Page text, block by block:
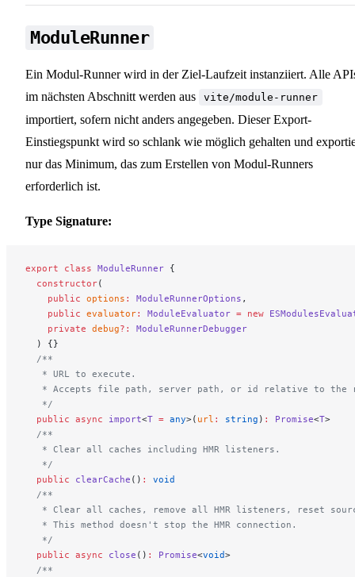
ModuleRunner
Ein Modul-Runner wird in der Ziel-Laufzeit instanziiert. Alle
im nächsten Abschnitt werden aus
vite/module-runner
importiert, sofern nicht anders angegeben. Dieser Export-
Einstiegspunkt wird so schlank wie möglich gehalten und
nur das Minimum, das zum Erstellen von Modul-Runners
erforderlich ist.
Type Signature:
export class ModuleRunner {
  constructor
(
    public
options : ModuleRunnerOptions ,
    public
evaluator: ModuleEvaluator = new
    private
debug?:
ModuleRunnerDebugger
  ) {}
  /**
   * URL to execute.
* Accepts file path, server path, or id relative to the
   */
  public
async import<T = any>( url : string ) : Promise<T>
  /**
   * Clear all caches including HMR listeners.
   */
  public
clearCache () :
void
  /**
* Clear all caches, remove all HMR listeners, reset
   * This method doesn't stop the HMR connection.
   */
  public
async close () : Promise<void>
  /**